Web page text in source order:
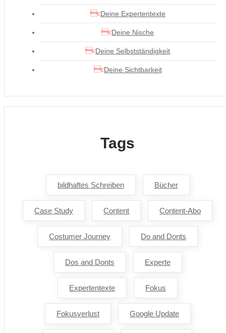
Deine Expertentexte
Deine Nische
Deine Selbstständigkeit
Deine Sichtbarkeit
Tags
bildhaftes Schreiben Bücher
Case Study Content Content-Abo
Costumer Journey Do and Donts
Dos and Donts Experte
Expertentexte Fokus
Fokusverlust Google Update